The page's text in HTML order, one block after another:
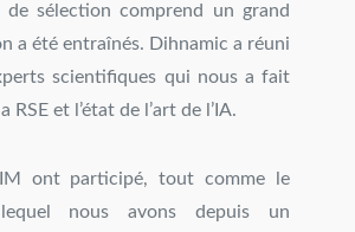
de sélection comprend un grand
a été entraînés. Dihnamic a réuni
scientifiques qui nous a fait
RSE et l’état de l’art de l’IA.
ont participé, tout comme le
nous avons depuis un